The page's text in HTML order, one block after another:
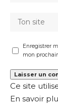
Enregistrer
mon
Ce site
En savoir